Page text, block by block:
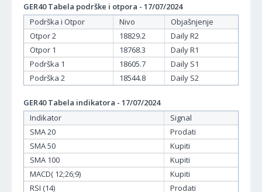
GER40 Tabela podrške i otpora - 17/07/2024
Podrška i Otpor
Nivo
Objašnjenje
Otpor 2
18829.2
Daily R2
Otpor 1
18768.3
Daily R1
Podrška 1
18605.7
Daily S1
Podrška 2
18544.8 Daily S2
GER40 Tabela indikatora - 17/07/2024
Indikator
Signal
SMA 20
Prodati
SMA 50
Kupiti
SMA 100
Kupiti
MACD( 12;26;9)
Kupiti
RSI (14)
Prodati